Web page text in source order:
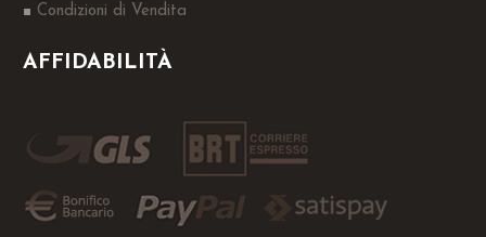
Condizioni di Vendita
AFFIDABILITÀ